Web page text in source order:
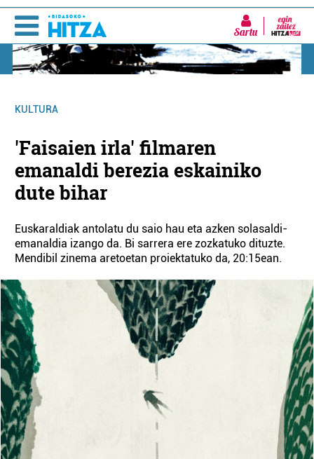
Sartu
KULTURA
'Faisaien irla' filmaren
emanaldi berezia eskainiko
dute bihar
Euskaraldiak antolatu du saio hau eta azken solasaldi-
emanaldia izango da. Bi sarrera ere zozkatuko dituzte.
Mendibil zinema aretoetan proiektatuko da, 20:15ean.